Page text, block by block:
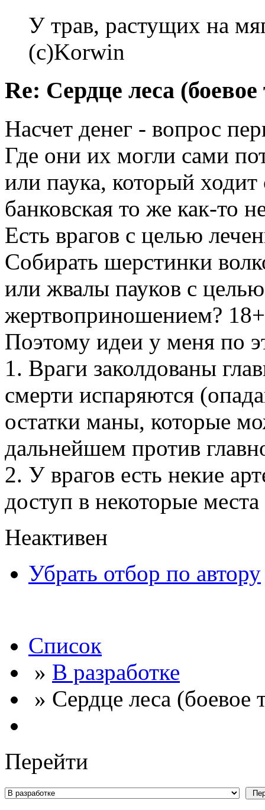
У трав, растущих на
(с)Korwin
Re: Сердце леса
Насчет денег - вопрос
Где они их могли сами
или паука, который
банковская то же как-то
Есть врагов с целью
Собирать шерстинки
или жвалы пауков с
жертвоприношением? 18+
Поэтому идеи у меня по
1. Враги заколдованы
смерти испаряются
остатки маны, которые
дальнейшем против
2. У врагов есть некие
доступ в некоторые
Неактивен
Убрать отбор по автору
Список
» В разработке
» Сердце леса (боевое
Перейти